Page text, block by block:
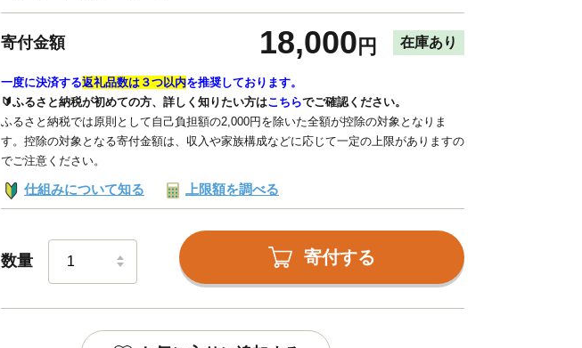
寄付金額 18,000 円 在庫あり
一度に決済する返礼品数は３つ以内を推奨しております。
🔰ふるさと納税が初めての方、詳しく知りたい方はこちらでご確認ください。
ふるさと納税では原則として自己負担額の2,000円を除いた全額が控除の対象となりま
す。控除の対象となる寄付金額は、収入や家族構成などに応じて一定の上限がありますの
でご注意ください。
仕組みについて知る 上限額を調べる
数量 寄付する